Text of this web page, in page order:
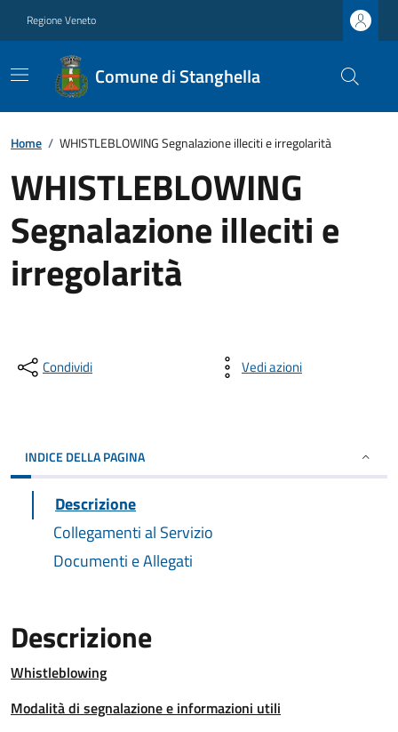
Regione Veneto
Comune di Stanghella
Home / WHISTLEBLOWING Segnalazione illeciti e irregolarità
WHISTLEBLOWING
Segnalazione illeciti e
irregolarità
Condividi Vedi azioni
INDICE DELLA PAGINA
Descrizione
Collegamenti al Servizio
Documenti e Allegati
Descrizione
Whistleblowing
Modalità di segnalazione e informazioni utili